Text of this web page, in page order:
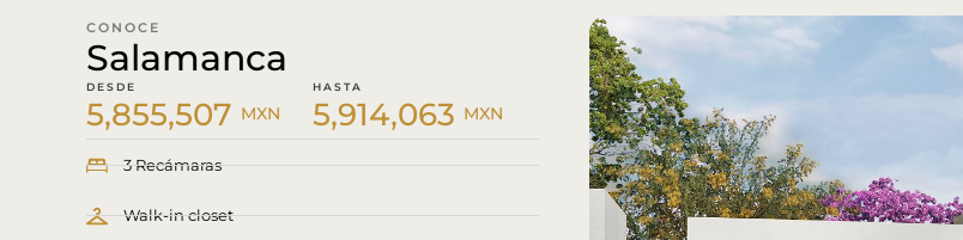
CONOCE
Salamanca
DESDE
5,855,507 MXN
HASTA
5,914,063 MXN
3 Recámaras
Walk-in closet